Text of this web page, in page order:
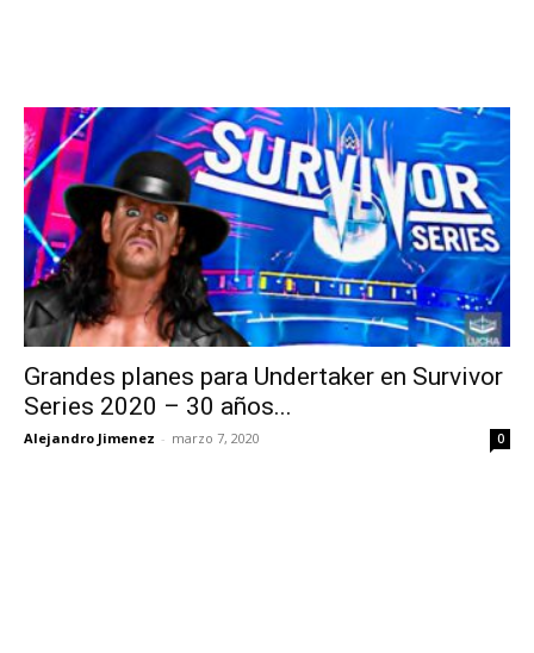
Grandes planes para Undertaker en Survivor
Series 2020 – 30 años...
Alejandro Jimenez - marzo 7, 2020 0